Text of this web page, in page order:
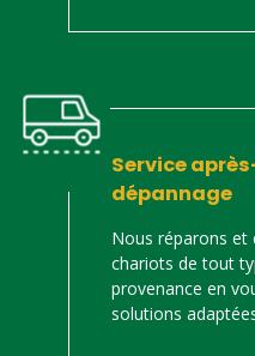
Service
dépannage
Nous réparons et
chariots de tout
provenance en
solutions